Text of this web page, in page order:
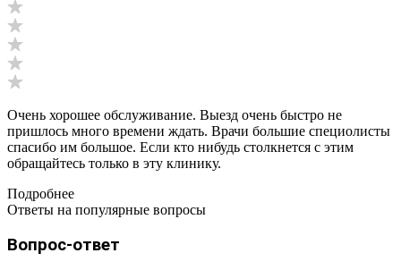
Очень хорошее обслуживание. Выезд очень быстро не
пришлось много времени ждать. Врачи большие специолисты
спасибо им большое. Если кто нибудь столкнется с этим
обращайтесь только в эту клинику.
Подробнее
Ответы на популярные вопросы
Вопрос-ответ